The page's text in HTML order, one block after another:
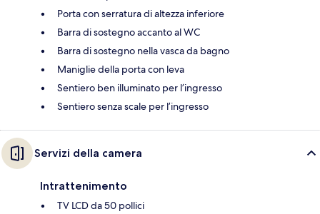
Porta con serratura di altezza inferiore
Barra di sostegno accanto al WC
Barra di sostegno nella vasca da bagno
Maniglie della porta con leva
Sentiero ben illuminato per l’ingresso
Sentiero senza scale per l’ingresso
Servizi della camera
Intrattenimento
TV LCD da 50 pollici